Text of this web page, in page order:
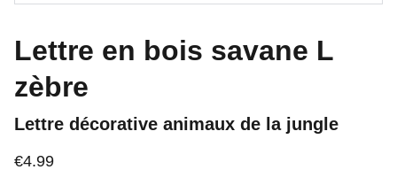
Lettre en bois savane L
zèbre
Lettre décorative animaux de la jungle
€4.99